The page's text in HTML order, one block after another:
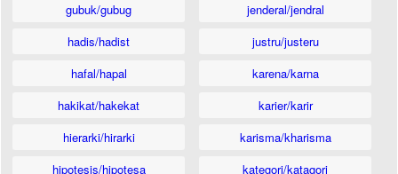
gubuk/gubug
hadis/hadist
hafal/hapal
hakikat/hakekat
hierarki/hirarki
hipotesis/hipotesa
jenderal/jendral
justru/justeru
karena/karna
karier/karir
karisma/kharisma
kategori/katagori